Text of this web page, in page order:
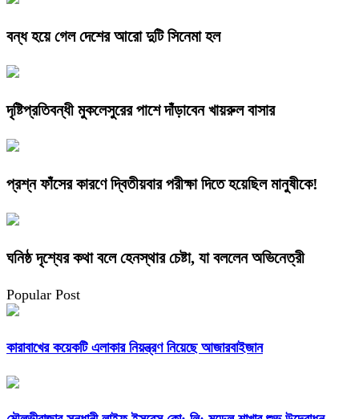
বন্ধ হয়ে গেল দেশের আরো দুটি সিনেমা হল
দৃষ্টিপ্রতিবন্ধী মুকলেসুরের পাশে দাঁড়াবেন খায়রুল বাসার
প্রশ্ন ফাঁসের কারণে দ্বিতীয়বার পরীক্ষা দিতে হয়েছিল মানুষীকে!
ঘনিষ্ঠ দৃশ্যের কথা বলে হেনস্থার চেষ্টা, যা বললেন অভিনেত্রী
Popular Post
কারাবাখের কয়েকটি এলাকার নিয়ন্ত্রণ নিয়েছে আজারবাইজান